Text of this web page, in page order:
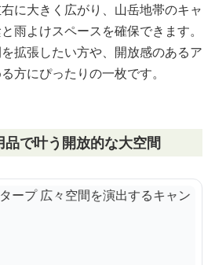
に大きく広がり、山岳地帯のキャ
雨よけスペースを確保できます。
拡張したい方や、開放感のあるア
方にぴったりの一枚です。
で叶う開放的な大空間